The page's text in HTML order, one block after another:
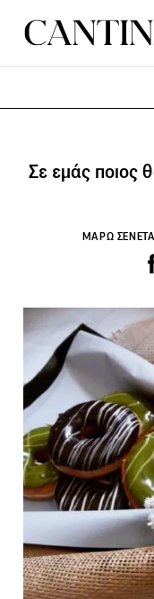
Σε εμάς ποιος
ΜΑΡΩ